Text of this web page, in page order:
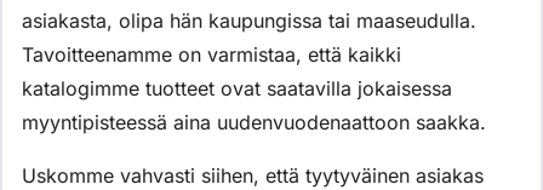
asiakasta, olipa hän kaupungissa tai maaseudulla.
Tavoitteenamme on varmistaa, että kaikki
katalogimme tuotteet ovat saatavilla jokaisessa
myyntipisteessä aina uudenvuodenaattoon saakka.
Uskomme vahvasti siihen, että tyytyväinen asiakas